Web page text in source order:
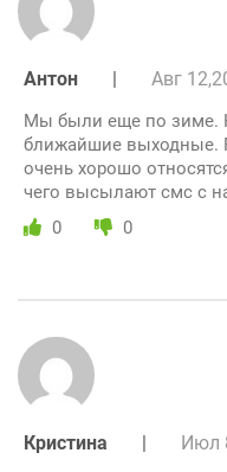
Антон | Авг
Мы были еще по зиме.
ближайшие выходные.
очень хорошо
чего высылают смс с
0
0
Кристина | Июл